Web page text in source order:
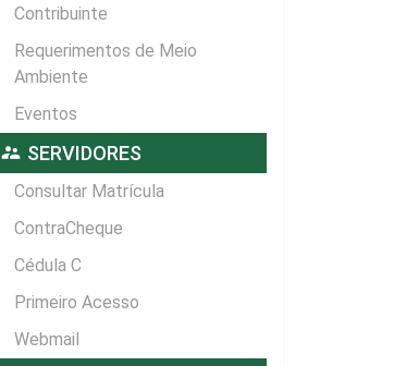
Contribuinte
Requerimentos de Meio
Ambiente
Eventos
supervisor_account SERVIDORES
Consultar Matrícula
ContraCheque
Cédula C
Primeiro Acesso
Webmail